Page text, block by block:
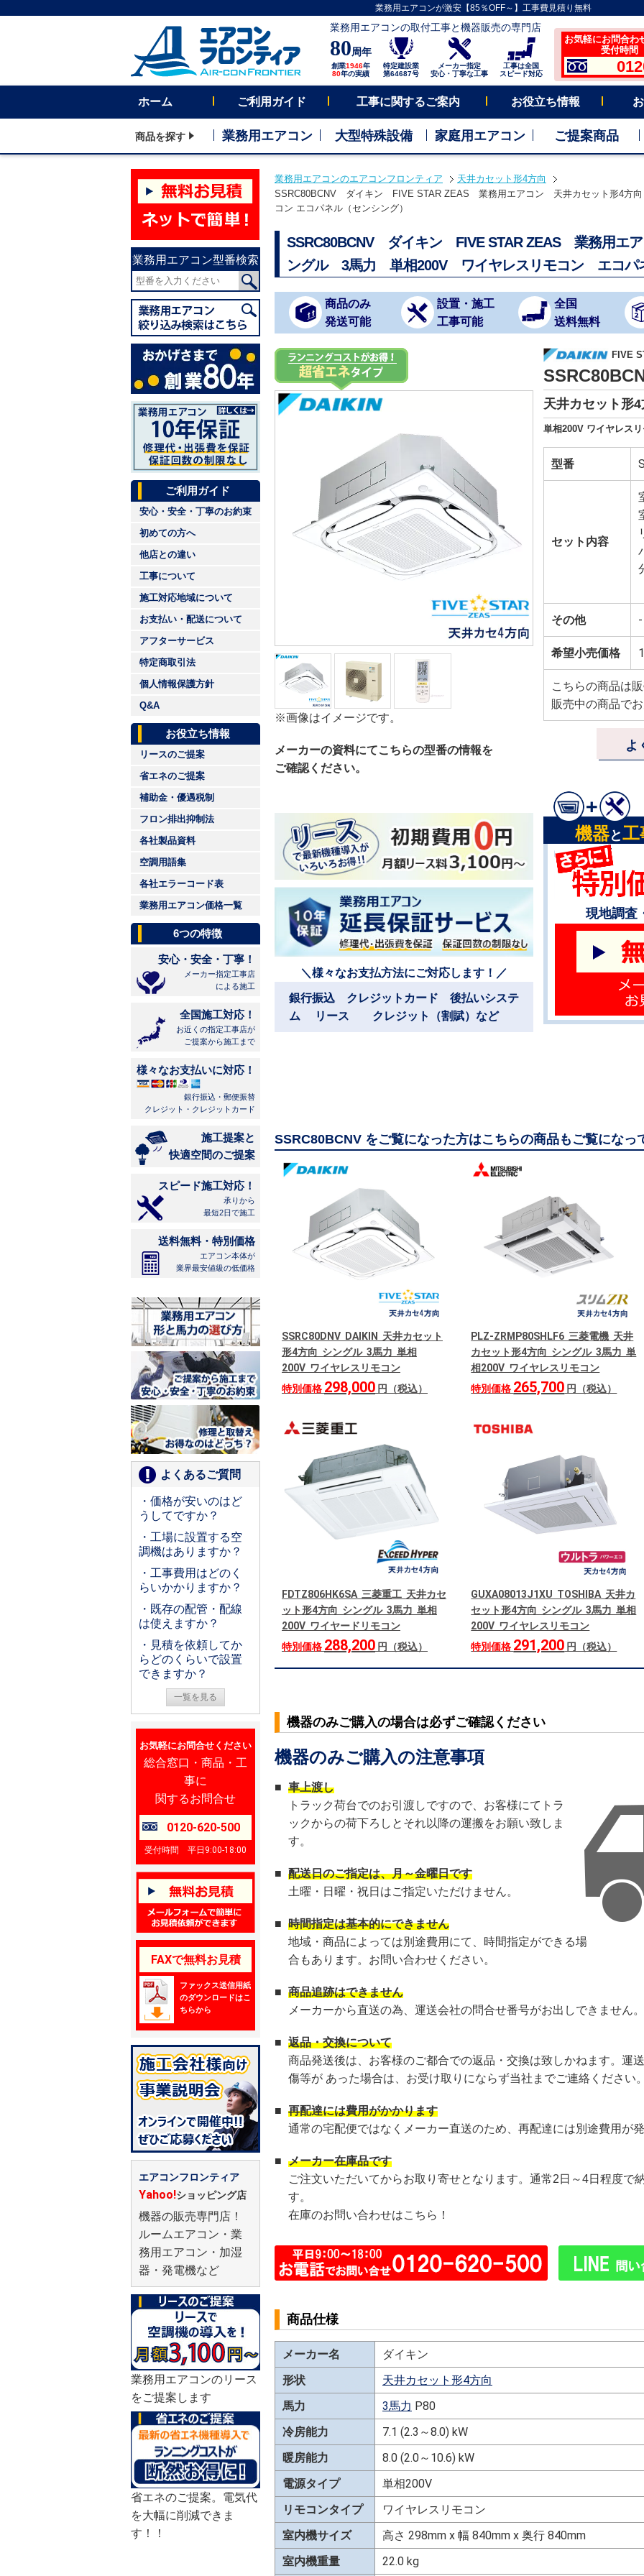
業務用エアコンが激安【85％OFF～】工事費見積り無料
業務用エアコンの取付工事と機器販売の専門店
80周年
創業1946年
80年の実績
特定建設業
第64687号
メーカー指定
安心・丁寧な工事
工事は全国
スピード対応
お気軽にお問合わ
受付時間
ホーム ご利用ガイド 工事に関するご案内 お役立ち情報
商品を探す 業務用エアコン 大型特殊設備 家庭用エアコン ご提案商品
業務用エアコン型番検索
ご利用ガイド
安心・安全・丁寧のお約束
初めての方へ
他店との違い
工事について
施工対応地域について
お支払い・配送について
アフターサービス
特定商取引法
個人情報保護方針
Q&A
お役立ち情報
リースのご提案
省エネのご提案
補助金・優遇税制
フロン排出抑制法
各社製品資料
空調用語集
各社エラーコード表
業務用エアコン価格一覧
6つの特徴
安心・安全・丁寧！
メーカー指定工事店
による施工
全国施工対応！
お近くの指定工事店が
ご提案から施工まで
様々なお支払いに対応！
銀行振込・郵便振替
クレジット・クレジットカード
施工提案と
快適空間のご提案
スピード施工対応！
承りから
最短2日で施工
送料無料・特別価格
エアコン本体が
業界最安値級の低価格
よくあるご質問
・価格が安いのはど
うしてですか？
・工場に設置する空
調機はありますか？
・工事費用はどのく
らいかかりますか？
・既存の配管・配線
は使えますか？
・見積を依頼してか
らどのくらいで設置
できますか？
一覧を見る
お気軽にお問合せください
総合窓口・商品・工
事に
関するお問合せ
0120-620-500
受付時間 平日9:00-18:00
FAXで無料お見積
ファックス送信用紙
のダウンロードはこ
ちらから
エアコンフロンティア
Yahoo!ショッピング店
機器の販売専門店！
ルームエアコン・業
務用エアコン・加湿
器・発電機など
業務用エアコンのリース
をご提案します
省エネのご提案。電気代
を大幅に削減できま
す！！
業務用エアコンのエアコンフロンティア
天井カセット形4方向
SSRC80BCNV ダイキン FIVE STAR ZEAS 業務用エアコン 天井カセット形4方向
コン エコパネル（センシング）
SSRC80BCNV ダイキン FIVE STAR ZEAS 業務用エ
ングル 3馬力 単相200V ワイヤレスリモコン エコパ
商品のみ
発送可能
設置・施工
工事可能
全国
送料無料
※画像はイメージです。
メーカーの資料にてこちらの型番の情報を
ご確認ください。
FIVE
天井カセット形
単相200V ワイヤレス
型番
セット内容
その他 -
希望小売価格
こちらの商品は
販売中の商品で
よ
＼様々なお支払方法にご対応します！／
銀行振込 クレジットカード 後払いシステ
ム リース クレジット（割賦）など
機器と工
現地調査
SSRC80BCNV をご覧になった方はこちらの商品もご覧になっ
SSRC80DNV DAIKIN 天井カセット
形4方向 シングル 3馬力 単相
200V ワイヤレスリモコン
特別価格 298,000 円（税込）
PLZ-ZRMP80SHLF6 三菱電機 天井
カセット形4方向 シングル 3馬力 単
相200V ワイヤレスリモコン
特別価格 265,700 円（税込）
FDTZ806HK6SA 三菱重工 天井カセ
ット形4方向 シングル 3馬力 単相
200V ワイヤードリモコン
特別価格 288,200 円（税込）
GUXA08013J1XU TOSHIBA 天井カ
セット形4方向 シングル 3馬力 単相
200V ワイヤレスリモコン
特別価格 291,200 円（税込）
機器のみご購入の場合は必ずご確認ください
機器のみご購入の注意事項
■ 車上渡し
トラック荷台でのお引渡しですので、お客様にてトラ
ックからの荷下ろしとそれ以降の運搬をお願い致しま
す。
■ 配送日のご指定は、月～金曜日です
土曜・日曜・祝日はご指定いただけません。
■ 時間指定は基本的にできません
地域・商品によっては別途費用にて、時間指定ができる場
合もあります。お問い合わせください。
■ 商品追跡はできません
メーカーから直送の為、運送会社の問合せ番号がお出しできません
■ 返品・交換について
商品発送後は、お客様のご都合での返品・交換は致しかねます。運
傷等が あった場合は、お受け取りにならず当社までご連絡ください
■ 再配達には費用がかかります
通常の宅配便ではなくメーカー直送のため、再配達には別途費用が
■ メーカー在庫品です
ご注文いただいてからお取り寄せとなります。通常2日～4日程度で
す。
在庫のお問い合わせはこちら！
商品仕様
メーカー名
ダイキン
形状
天井カセット形4方向
馬力
3馬力 P80
冷房能力
7.1 (2.3～8.0) kW
暖房能力
8.0 (2.0～10.6) kW
電源タイプ
単相200V
リモコンタイプ
ワイヤレスリモコン
室内機サイズ
高さ 298mm x 幅 840mm x 奥行 840mm
室内機重量
22.0 kg